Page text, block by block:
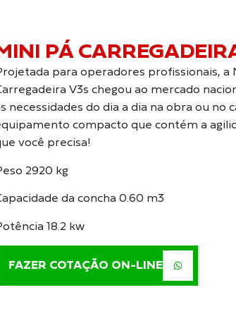
PÁ
para operadores profissionais, a
V3s chegou ao mercado
necessidades do dia a dia na obra ou no
compacto que contém a
você precisa!
2920 kg
da concha 0.60 m3
18.2 kw
FAZER COTAÇÃO ON-LINE